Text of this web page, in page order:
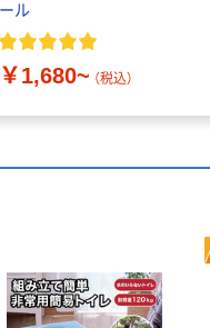
ール
￥1,680~ （税込）